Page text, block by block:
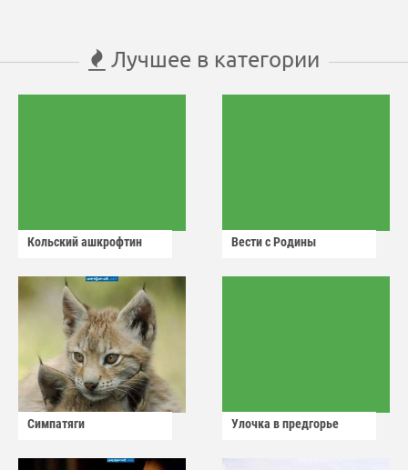
Лучшее в категории
Кольский ашкрофтин Вести с Родины
Симпатяги Улочка в предгорье